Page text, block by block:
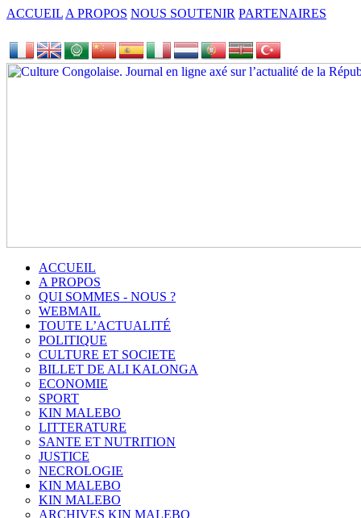
ACCUEIL A PROPOS NOUS SOUTENIR PARTENAIRES
ACCUEIL
A PROPOS
QUI SOMMES - NOUS ?
WEBMAIL
TOUTE L’ACTUALITÉ
POLITIQUE
CULTURE ET SOCIETE
BILLET DE ALI KALONGA
ECONOMIE
SPORT
KIN MALEBO
LITTERATURE
SANTE ET NUTRITION
JUSTICE
NECROLOGIE
KIN MALEBO
KIN MALEBO
ARCHIVES KIN MALEBO